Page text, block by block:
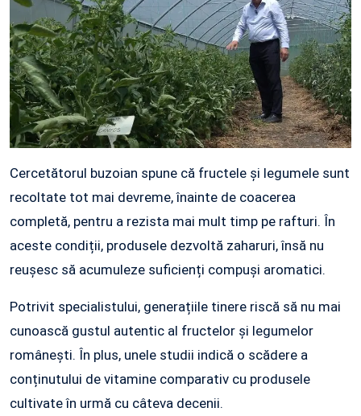
Cercetătorul buzoian spune că fructele și legumele sunt
recoltate tot mai devreme, înainte de coacerea
completă, pentru a rezista mai mult timp pe rafturi. În
aceste condiții, produsele dezvoltă zaharuri, însă nu
reușesc să acumuleze suficienți compuși aromatici.
Potrivit specialistului, generațiile tinere riscă să nu mai
cunoască gustul autentic al fructelor și legumelor
românești. În plus, unele studii indică o scădere a
conținutului de vitamine comparativ cu produsele
cultivate în urmă cu câteva decenii.